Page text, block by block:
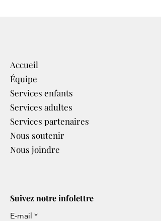
Accueil
Équipe
Services enfants
Services adultes
Services partenaires​
Nous soutenir
Nous joindre
Suivez notre infolettre
E-mail